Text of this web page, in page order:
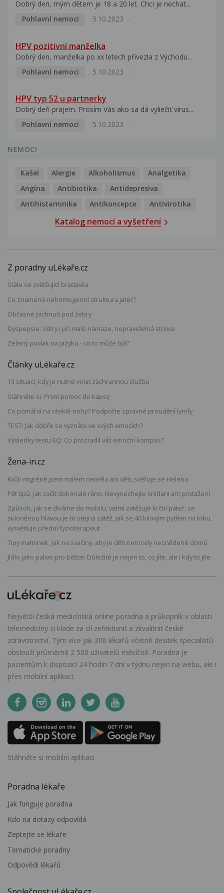
Dobrý den, mým dětem je 18 a 20 let. Chci je nechat...
Pohlavní nemoci
5.10.2023
HPV pozitivní manželka
Dobrý den, manželka po xx letech přivezla z Východu...
Pohlavní nemoci
5.10.2023
HPV typ 52 u partnerky
Dobrý deň prajem. Prosím Vás ako sa dá vyliečiť vírus...
Pohlavní nemoci
5.10.2023
NEMOCI
Kašel Alergie Alkoholismus
Analgetika
Angína
Antibiotika
Antidepresiva
Antihistaminika
Antikoncepce Antivirotika
Katalog nemocí a vyšetření
Z poradny uLékaře.cz
Stále se zvětšující bradavka
Co znamená nehomogenní struktura jater?
Občasné píchnutí pod žebry
Dyspepsie: Větry i při malé námaze, nepravidelná stolice
Zelený povlak na jazyku - co to může být?
Články uLékaře.cz
13 situací, kdy je nutné volat záchrannou službu
Stáhněte si: První pomoc do kapsy
Co pomáhá na oteklé nohy? Podpořte správné proudění lymfy
TEST: Jak dobře se vyznáte ve svých emocích?
Výsledky testu EQ: Co prozradil váš emoční kompas?
Žena-in.cz
Kvůli migréně jsem málem neměla ani děti, svěřuje se Helena
Pět tipů, jak začít dokonalé ráno. Nevynechejte snídani ani protažení
Způsob, jak se díváme do mobilu, velmi zatěžuje krční páteř, se
skloněnou hlavou je to stejná zátěž, jak se 40 kilovým pytlem na krku,
vysvětluje přední fyzioterapeut
Tipy maminek, jak na svačiny, aby je děti nenosily nesnědené domů
Jídlo jako palivo pro běžce: Důležité je nejen to, co jíte, ale i kdy to jíte
Největší česká medicínská online poradna a průkopník v oblasti
telemedicíny si klade za cíl zefektivnit a zkvalitnit české
zdravotnictví. Tým více jak 300 lékařů včetně desítek specialistů
obslouží průměrně 2 500 uživatelů měsíčně. Poradna je
pacientům k dispozici 24 hodin 7 dní v týdnu nejen na webu, ale i
přes mobilní aplikaci.
Stáhněte si mobilní aplikaci
Poradna lékaře
Jak funguje poradna
Kdo na dotazy odpovídá
Zeptejte se lékaře
Tematické poradny
Odpovědi lékařů